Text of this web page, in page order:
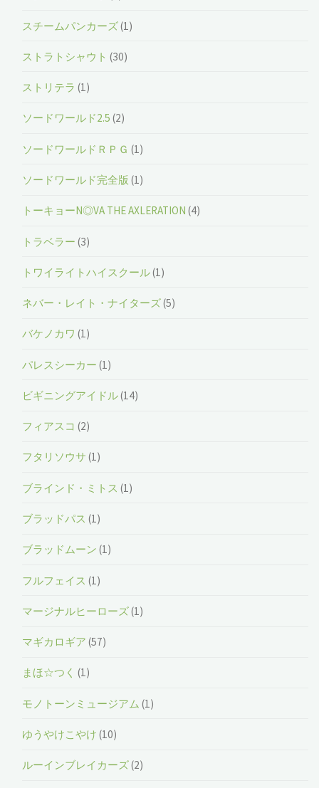
スチームパンカーズ(1)
ストラトシャウト (30)
ストリテラ (1)
ソードワールド2.5 (2)
ソードワールドＲＰＧ (1)
ソードワールド完全版 (1)
トーキョーN◎VA THE AXLERATION (4)
トラベラー (3)
トワイライトハイスクール(1)
ネバー・レイト・ナイターズ(5)
バケノカワ (1)
パレスシーカー (1)
ビギニングアイドル(14)
フィアスコ (2)
フタリソウサ (1)
ブラインド・ミトス (1)
ブラッドパス (1)
ブラッドムーン (1)
フルフェイス (1)
マージナルヒーローズ(1)
マギカロギア (57)
まほ☆つく (1)
モノトーンミュージアム (1)
ゆうやけこやけ (10)
ルーインブレイカーズ(2)